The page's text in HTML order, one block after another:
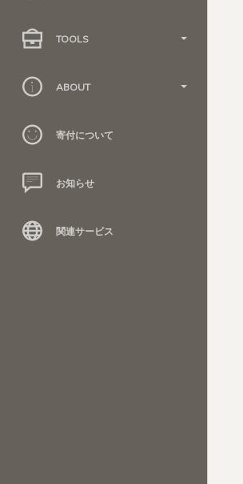
TOOLS
ABOUT
寄付について
お知らせ
関連サービス